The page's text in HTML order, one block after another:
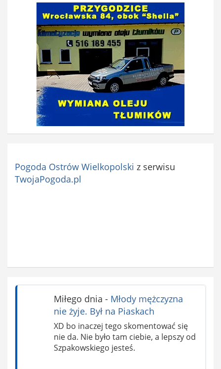
Pogoda Ostrów Wielkopolski z serwisu
TwojaPogoda.pl
Miłego dnia - Młody mężczyzna
nie żyje. Był na Piaskach
XD bo inaczej tego skomentować się
nie da. Nie było tam ciebie, a lepszy od
Szpakowskiego jesteś.